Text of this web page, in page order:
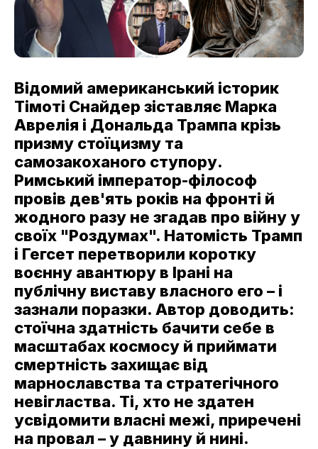
Відомий американський історик
Тімоті Снайдер зіставляє Марка
Аврелія і Дональда Трампа крізь
призму стоїцизму та
самозакоханого ступору.
Римський імператор-філософ
провів дев'ять років на фронті й
жодного разу не згадав про війну у
своїх "Роздумах". Натомість Трамп
і Гегсет перетворили коротку
воєнну авантюру в Ірані на
публічну виставу власного его – і
зазнали поразки. Автор доводить:
стоїчна здатність бачити себе в
масштабах космосу й приймати
смертність захищає від
марнославства та стратегічного
невігластва. Ті, хто не здатен
усвідомити власні межі, приречені
на провал – у давнину й нині.